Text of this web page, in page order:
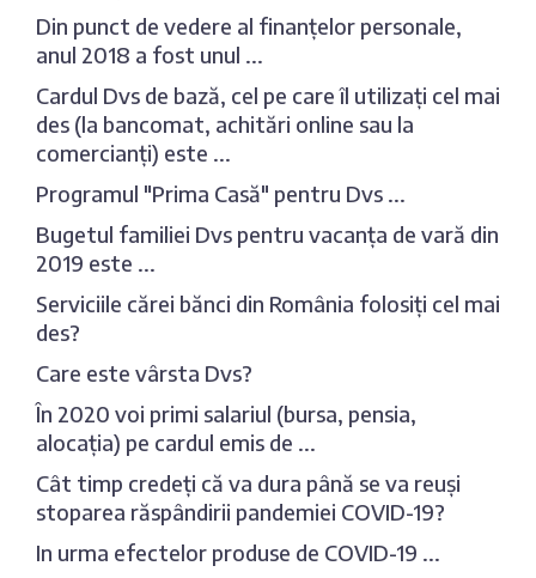
Din punct de vedere al finanțelor personale,
anul 2018 a fost unul ...
Cardul Dvs de bază, cel pe care îl utilizați cel mai
des (la bancomat, achitări online sau la
comercianți) este ...
Programul "Prima Casă" pentru Dvs ...
Bugetul familiei Dvs pentru vacanța de vară din
2019 este ...
Serviciile cărei bănci din România folosiți cel mai
des?
Care este vârsta Dvs?
În 2020 voi primi salariul (bursa, pensia,
alocația) pe cardul emis de ...
Cât timp credeți că va dura până se va reuși
stoparea răspândirii pandemiei COVID-19?
In urma efectelor produse de COVID-19 ...